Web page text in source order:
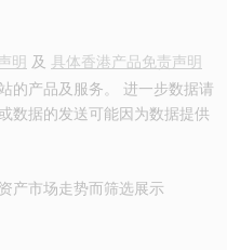
明 及 具体香港产品免责声明
的产品及服务。 进一步数据请
数据的发送可能因为数据提供
产市场走势而筛选展示